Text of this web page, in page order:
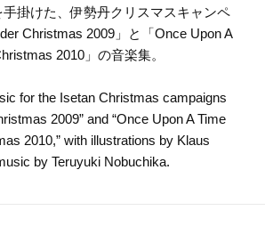
掛けた、伊勢丹クリスマスキャンペ
Christmas 2009」と「Once Upon A
2010」の音楽集。
for the Isetan Christmas campaigns
2009” and “Once Upon A Time
2010,” with illustrations by Klaus
by Teruyuki Nobuchika.